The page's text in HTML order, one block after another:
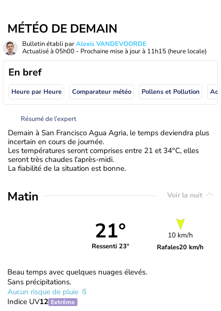
MÉTÉO DE DEMAIN
Bulletin établi parAlexis VANDEVOORDE
Actualisé à 05h00 - Prochaine mise à jour à 11h15 (heure locale)
En bref
Heure par Heure Comparateur météo Pollens et Pollution
Résumé de l’expert
Demain à San Francisco Agua Agria, le temps deviendra plus
incertain en cours de journée.
Les températures seront comprises entre 21 et 34°C, elles
seront très chaudes l'après-midi.
La fiabilité de la situation est bonne.
Matin Voir la nuit
21°
Ressenti 23°
10 km/h
Rafales20 km/h
Beau temps avec quelques nuages élevés.
Sans précipitations.
Aucun risque de pluie
Indice UV12 Extrême